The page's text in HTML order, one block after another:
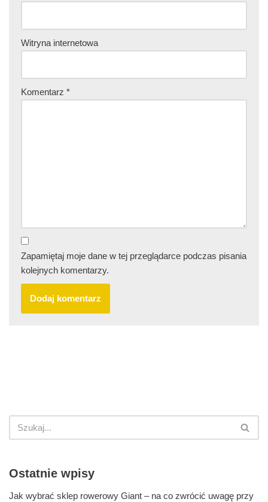
Witryna internetowa
Komentarz *
Zapamiętaj moje dane w tej przeglądarce podczas pisania
kolejnych komentarzy.
Ostatnie wpisy
Jak wybrać sklep rowerowy Giant – na co zwrócić uwagę przy